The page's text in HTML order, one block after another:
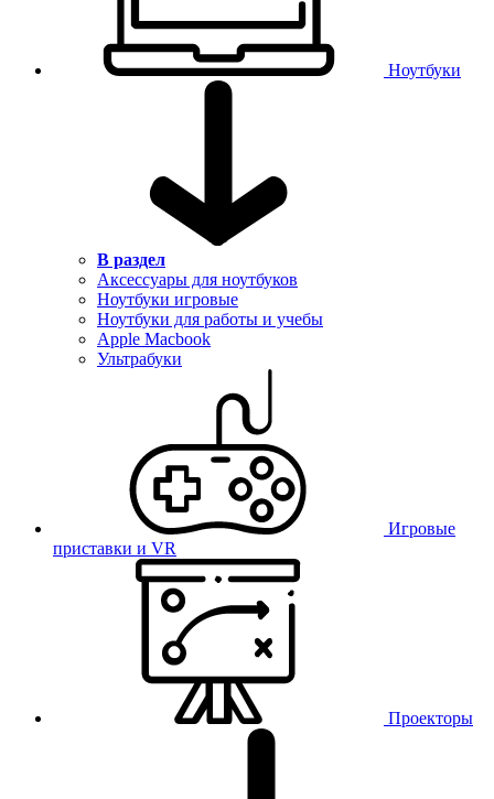
Ноутбуки
В раздел
Аксессуары для ноутбуков
Ноутбуки игровые
Ноутбуки для работы и учебы
Apple Macbook
Ультрабуки
Игровые
приставки и VR
Проекторы